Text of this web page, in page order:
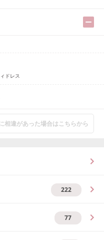
ドレス
相違があった場合はこちらから
222
77